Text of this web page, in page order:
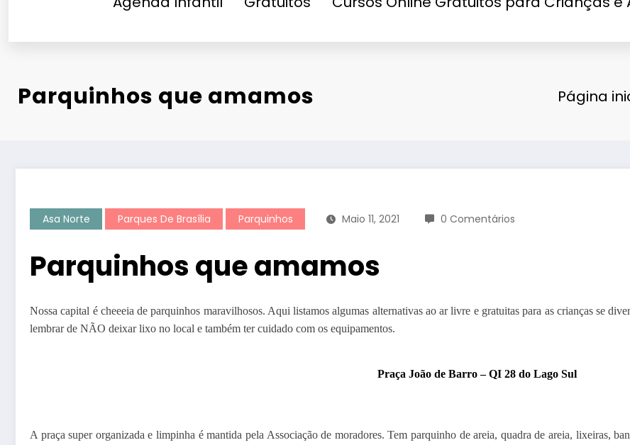
Parquinhos que amamos Página
Asa Norte Parques De Brasília Parquinhos Maio 11, 2021 0 Comentários
Parquinhos que amamos
Nossa capital é cheeeia de parquinhos maravilhosos. Aqui listamos algumas alternativas ao ar livre e gratuitas para as crianças se
lembrar de NÃO deixar lixo no local e também ter cuidado com os equipamentos.
Praça João de Barro – QI 28 do Lago Sul
A praça super organizada e limpinha é mantida pela Associação de moradores. Tem parquinho de areia, quadra de areia, lixeiras,